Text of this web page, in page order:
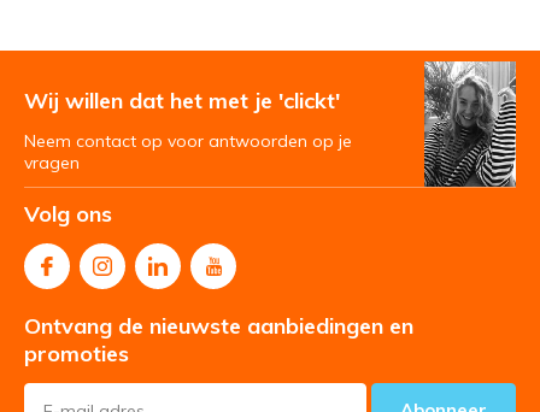
Wij willen dat het met je 'clickt'
Neem contact op voor antwoorden op je
vragen
Volg ons
Ontvang de nieuwste aanbiedingen en
promoties